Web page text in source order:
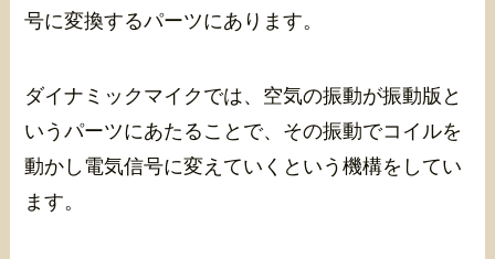
号に変換するパーツにあります。
ダイナミックマイクでは、空気の振動が振動版と
いうパーツにあたることで、その振動でコイルを
動かし電気信号に変えていくという機構をしてい
ます。